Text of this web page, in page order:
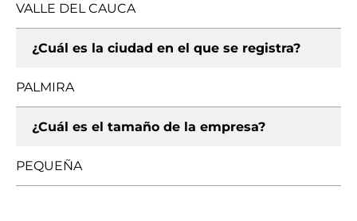
VALLE DEL CAUCA
¿Cuál es la ciudad en el que se registra?
PALMIRA
¿Cuál es el tamaño de la empresa?
PEQUEÑA